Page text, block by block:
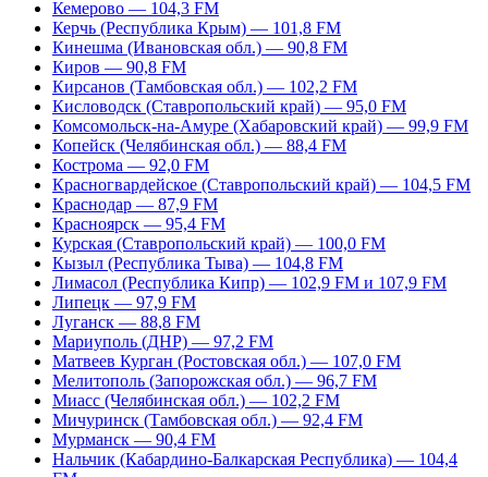
Кемерово — 104,3 FM
Керчь (Республика Крым) — 101,8 FM
Кинешма (Ивановская обл.) — 90,8 FM
Киров — 90,8 FM
Кирсанов (Тамбовская обл.) — 102,2 FM
Кисловодск (Ставропольский край) — 95,0 FM
Комсомольск-на-Амуре (Хабаровский край) — 99,9 FM
Копейск (Челябинская обл.) — 88,4 FM
Кострома — 92,0 FM
Красногвардейское (Ставропольский край) — 104,5 FM
Краснодар — 87,9 FM
Красноярск — 95,4 FM
Курская (Ставропольский край) — 100,0 FM
Кызыл (Республика Тыва) — 104,8 FM
Лимасол (Республика Кипр) — 102,9 FM и 107,9 FM
Липецк — 97,9 FM
Луганск — 88,8 FM
Мариуполь (ДНР) — 97,2 FM
Матвеев Курган (Ростовская обл.) — 107,0 FM
Мелитополь (Запорожская обл.) — 96,7 FM
Миасс (Челябинская обл.) — 102,2 FM
Мичуринск (Тамбовская обл.) — 92,4 FM
Мурманск — 90,4 FM
Нальчик (Кабардино-Балкарская Республика) — 104,4